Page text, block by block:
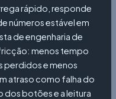
rápido, responde
números estável em
de engenharia de
menos tempo
perdidos e menos
atraso como falha do
dos botões e a leitura